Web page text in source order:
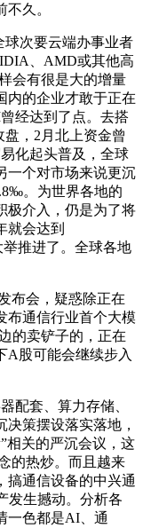
久。
次要云端办事业者
、AMD或其他高
会有很是大的增量
内的企业才敢于正在
经达到了点。去搭
，2月北上资金曾
化起头普及，全球
一个对市场来说更沉
。为世界各地的
极介入，仍是为了将
就会达到
举推进了。全球各地
会，疑惑除正在
布通信行业首个大模
的卖铲子的，正在
A股可能会继续步入
套、算力存储、
策摆设落实落地，
相关的严沉会议，这
的热炒。而且越来
搞通信设备的中兴通
发生撼动。分析各
一色都是AI、通